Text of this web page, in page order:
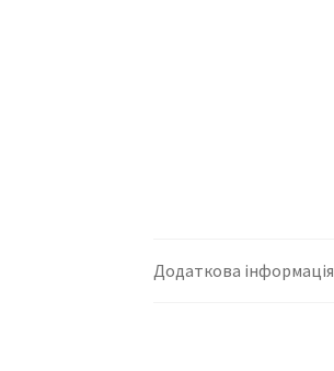
Додаткова інформація